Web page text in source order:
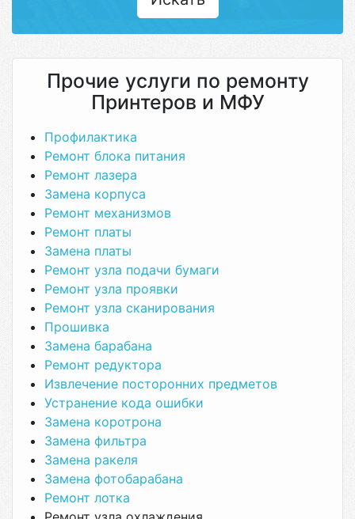
Прочие услуги по ремонту
Принтеров и МФУ
Профилактика
Ремонт блока питания
Ремонт лазера
Замена корпуса
Ремонт механизмов
Ремонт платы
Замена платы
Ремонт узла подачи бумаги
Ремонт узла проявки
Ремонт узла сканирования
Прошивка
Замена барабана
Ремонт редуктора
Извлечение посторонних предметов
Устранение кода ошибки
Замена коротрона
Замена фильтра
Замена ракеля
Замена фотобарабана
Ремонт лотка